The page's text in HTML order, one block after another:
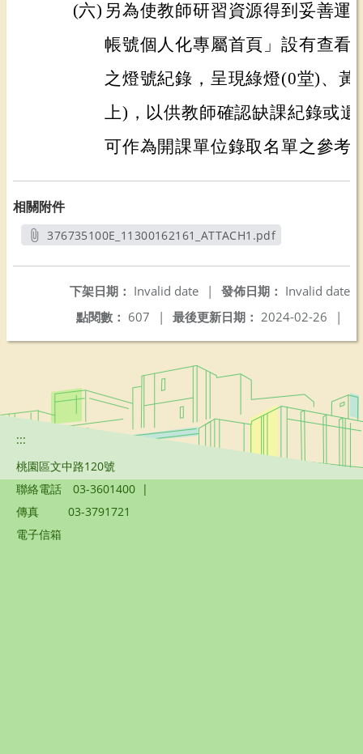
(六) 另為使教師研習資源得到妥善運
帳號個人化專屬首頁」設有查看
之燈號紀錄，呈現綠燈(0堂)、
上)，以供教師確認缺課紀錄或
可作為開課單位錄取名單之參考
相關附件
376735100E_11300162161_ATTACH1.pdf
發佈日期： Invalid date
下架日期： Invalid date
|
最後更新日期： 2024-02-26 |
點閱數： 607 |
:::
桃園區文中路120號
聯絡電話
03-3601400 |
傳真
03-3791721
電子信箱